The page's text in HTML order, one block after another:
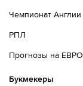
Чемпионат Англии
РПЛ
Прогнозы на ЕВРО
Букмекеры